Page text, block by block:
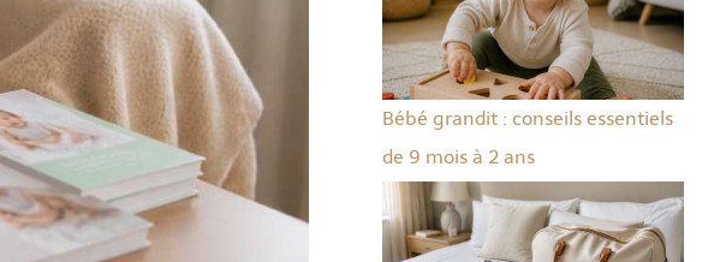
Bébé grandit : conseils essentiels
de 9 mois à 2 ans